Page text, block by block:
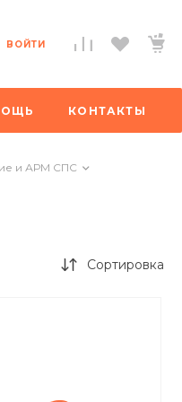
ВОЙТИ
КОНТАКТЫ
и АРМ СПС
Сортировка